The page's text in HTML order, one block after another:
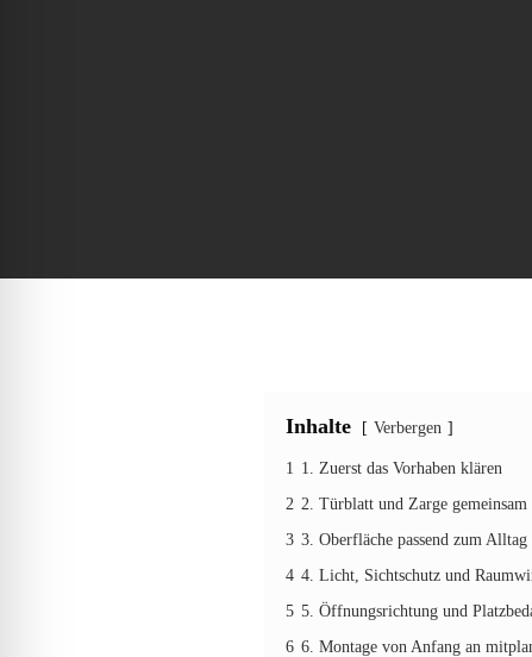
Inhalte Verbergen
1 1. Zuerst das Vorhaben klären
2 2. Türblatt und Zarge gemeinsam
3 3. Oberfläche passend zum Alltag
4 4. Licht, Sichtschutz und
5 5. Öffnungsrichtung und
6 6. Montage von Anfang an